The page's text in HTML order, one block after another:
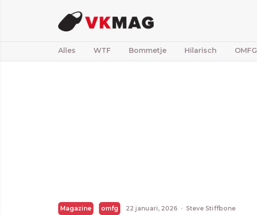
Alles WTF Bommetje Hilarisch OMFG
Magazine omfg 22 januari, 2026 · Steve Stiffbone